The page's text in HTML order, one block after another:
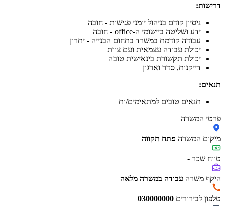
דרישות:
ניסיון קודם בניהול יומני פגישות - חובה
ידע ושליטה ביישומי ה-office - חובה
עבודה קודמת במשרד בתחום הבנייה - יתרון
יכולת עבודה עצמאית ועם צוות
יכולת תקשורת בינאישית טובה
דייקנות, סדר וארגון
תנאים:
תנאים טובים למתאימים/ות
פרטי המשרה
מיקום המשרה פתח תקווה
טווח שכר -
היקף משרה עבודה במשרה מלאה
טלפון לבירורים 030000000